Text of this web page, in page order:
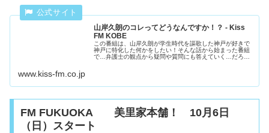
山岸久朗のコレってどうなんですか！？ - Kiss
FM KOBE
この番組は、山岸久朗が学生時代を謳歌した神戸が好きで
神戸に特化した何かをしたい！そんな話から始まった番組
で…弁護士の観点から疑問や質問にも答えていく…だろう
www.kiss-fm.co.jp
FM FUKUOKA 美里家本舗！ 10月6日
（日）スタート